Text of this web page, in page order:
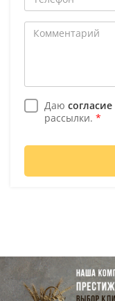
Даю согласие
рассылки. *